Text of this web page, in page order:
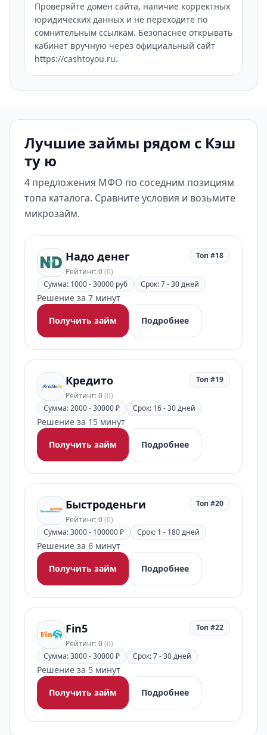
Проверяйте домен сайта, наличие корректных
юридических данных и не переходите по
сомнительным ссылкам. Безопаснее открывать
кабинет вручную через официальный сайт
https://cashtoyou.ru.
Лучшие займы рядом с Кэш
ту ю
4 предложения МФО по соседним позициям
топа каталога. Сравните условия и возьмите
микрозайм.
Надо денег
Рейтинг: 0(0)
Топ #18
Сумма: 1000 - 30000 руб Срок: 7 - 30 дней
Решение за 7 минут
Получить займ
Подробнее
Кредито
Рейтинг: 0(0)
Топ #19
Сумма: 2000 - 30000 ₽ Срок: 16 - 30 дней
Решение за 15 минут
Получить займ
Подробнее
Быстроденьги
Рейтинг: 0(0)
Топ #20
Сумма: 3000 - 100000 ₽ Срок: 1 - 180 дней
Решение за 6 минут
Получить займ
Подробнее
Fin5
Рейтинг: 0(0)
Топ #22
Сумма: 3000 - 30000 ₽ Срок: 7 - 30 дней
Решение за 5 минут
Получить займ
Подробнее